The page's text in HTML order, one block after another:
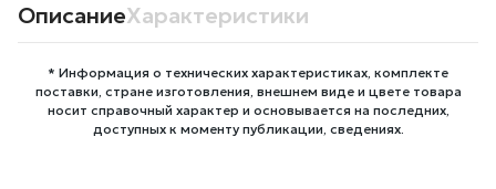
ОписаниеХарактеристики
* Информация о технических характеристиках, комплекте
поставки, стране изготовления, внешнем виде и цвете товара
носит справочный характер и основывается на последних,
доступных к моменту публикации, сведениях.